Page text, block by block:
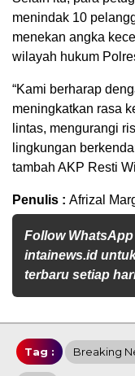
menindak 10
menekan angka
wilayah hukum
“Kami berharap
meningkatkan rasa
lintas, mengurangi
lingkungan
tambah AKP Resti
Penulis : Afrizal
Follow
intainews.id
terbaru setiap
Tag : Breaking